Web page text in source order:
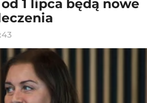
1 lipca będą nowe